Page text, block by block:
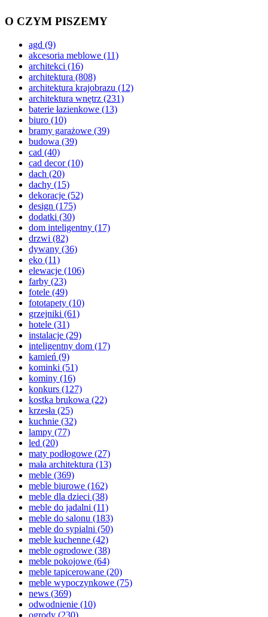
O CZYM PISZEMY
agd (9)
akcesoria meblowe (11)
architekci (16)
architektura (808)
architektura krajobrazu (12)
architektura wnętrz (231)
baterie łazienkowe (13)
biuro (10)
bramy garażowe (39)
budowa (39)
cad (40)
cad decor(10)
dach (20)
dachy (15)
dekoracje (52)
design (175)
dodatki (30)
dom inteligentny (17)
drzwi (82)
dywany (36)
eko (11)
elewacje (106)
farby (23)
fotele (49)
fototapety (10)
grzejniki (61)
hotele (31)
instalacje (29)
inteligentny dom (17)
kamień (9)
kominki (51)
kominy (16)
konkurs (127)
kostka brukowa (22)
krzesła (25)
kuchnie (32)
lampy (77)
led (20)
maty podłogowe (27)
mała architektura (13)
meble (369)
meble biurowe (162)
meble dla dzieci (38)
meble do jadalni (11)
meble do salonu (183)
meble do sypialni (50)
meble kuchenne (42)
meble ogrodowe (38)
meble pokojowe (64)
meble tapicerowane (20)
meble wypoczynkowe (75)
news (369)
odwodnienie (10)
ogrody (230)